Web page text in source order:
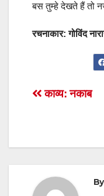
बस तुम्हे देखते हैं तो
रचनाकार: गोविंद
Post
काव्य: नकाब
By